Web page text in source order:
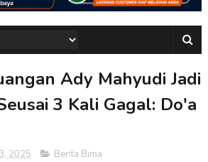
Ady Mahyudi Jadi
3 Kali Gagal: Do'a
2025 Berita Bima